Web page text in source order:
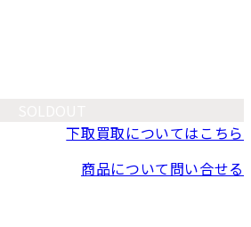
下取買取についてはこちら
商品について問い合せる